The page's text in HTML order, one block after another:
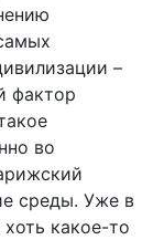
–
фактор
во
среды. Уже в
какое-то